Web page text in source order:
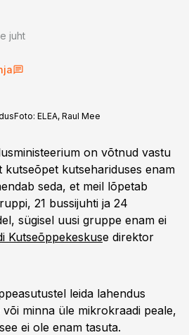
juht
Foto: ELEA, Raul Mee
on võtnud vastu
kutsehariduses enam
seda, et meil lõpetab
21 bussijuhti ja 24
sügisel uusi gruppe enam ei
Kutseõppekeskuse direktor
leida lahendus
minna üle mikrokraadi peale,
ei ole enam tasuta.